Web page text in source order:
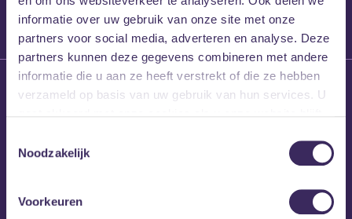
informatie over uw gebruik van onze site met onze
partners voor social media, adverteren en analyse. Deze
partners kunnen deze gegevens combineren met andere
informatie die u aan ze heeft verstrekt of die ze hebben
verzameld op basis van uw gebruik van hun services. U
Noodzakelijk
Voorkeuren
26 maart 2026
Willem’s Blog: High